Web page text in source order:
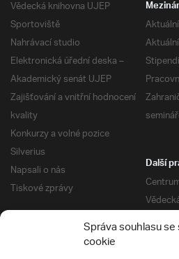
Správa souhlasu
cookie
Vědecká knihovna UJEP
Sportoviště
Nahrávací studio
Elektronická úřední deska –
Akademický senát UJEP
Zajišťování a vnitřní hodnocení
kvality
Konkurzy a volné pozice
Silverius
Napsali o nás
Tiskové zprávy
Další